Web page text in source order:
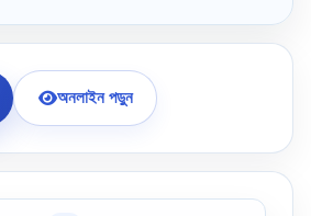
অনলাইন পড়ুন